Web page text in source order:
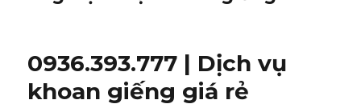
0936.393.777 | Dịch vụ
khoan giếng giá rẻ